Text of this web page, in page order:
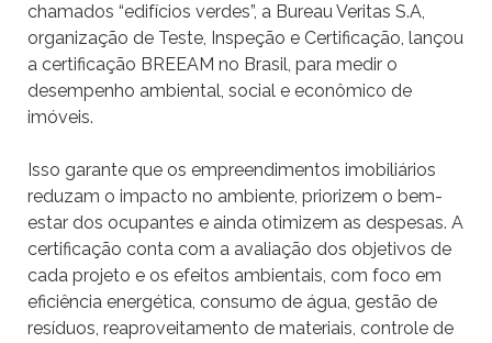
chamados “edifícios verdes”, a Bureau Veritas S.A,
organização de Teste, Inspeção e Certificação, lançou
a certificação BREEAM no Brasil, para medir o
desempenho ambiental, social e econômico de
imóveis.
Isso garante que os empreendimentos imobiliários
reduzam o impacto no ambiente, priorizem o bem-
estar dos ocupantes e ainda otimizem as despesas. A
certificação conta com a avaliação dos objetivos de
cada projeto e os efeitos ambientais, com foco em
eficiência energética, consumo de água, gestão de
resíduos, reaproveitamento de materiais, controle de